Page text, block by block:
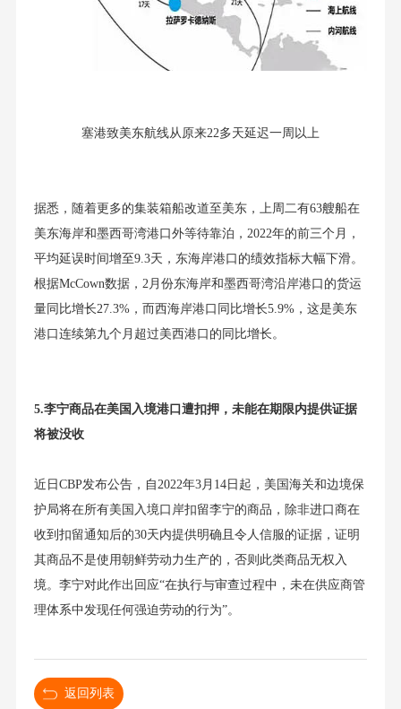
塞港致美东航线从原来22多天延迟一周以上
据悉，随着更多的集装箱船改道至美东，上周二有63艘船在
美东海岸和墨西哥湾港口外等待靠泊，2022年的前三个月，
平均延误时间增至9.3天，东海岸港口的绩效指标大幅下滑。
根据McCown数据，2月份东海岸和墨西哥湾沿岸港口的货运
量同比增长27.3%，而西海岸港口同比增长5.9%，这是美东
港口连续第九个月超过美西港口的同比增长。
5.李宁商品在美国入境港口遭扣押，未能在期限内提供证据
将被没收
近日CBP发布公告，自2022年3月14日起，美国海关和边境保
护局将在所有美国入境口岸扣留李宁的商品，除非进口商在
收到扣留通知后的30天内提供明确且令人信服的证据，证明
其商品不是使用朝鲜劳动力生产的，否则此类商品无权入
境。李宁对此作出回应“在执行与审查过程中，未在供应商管
理体系中发现任何强迫劳动的行为”。
返回列表